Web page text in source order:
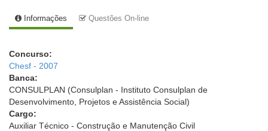
Informações Questões On-line
Concurso:
Chesf - 2007
Banca:
CONSULPLAN (Consulplan - Instituto Consulplan de
Desenvolvimento, Projetos e Assistência Social)
Cargo:
Auxiliar Técnico - Construção e Manutenção Civil